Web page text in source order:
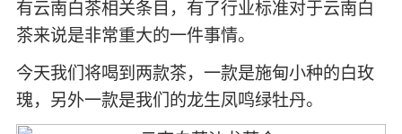
有云南白茶相关条目，有了行业标准对于云南白
茶来说是非常重大的一件事情。
今天我们将喝到两款茶，一款是施甸小种的白玫
瑰，另外一款是我们的龙生凤鸣绿牡丹。